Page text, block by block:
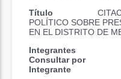
Título
POLÍTICO SOBRE
EN EL DISTRITO DE
Integrantes
Consultar por
Integrante